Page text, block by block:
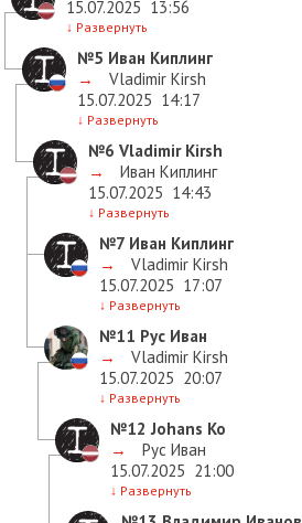
15.07.2025 13:56
↓ Развернуть
№5 Иван Киплинг
→
Vladimir Kirsh
15.07.2025 14:17
↓ Развернуть
№6 Vladimir Kirsh
→
Иван Киплинг
15.07.2025 14:43
↓ Развернуть
№7 Иван Киплинг
→
Vladimir Kirsh
15.07.2025 17:07
↓ Развернуть
№11 Рус Иван
→
Vladimir Kirsh
15.07.2025 20:07
↓ Развернуть
№12 Johans Ko
→
Рус Иван
15.07.2025 21:00
↓ Развернуть